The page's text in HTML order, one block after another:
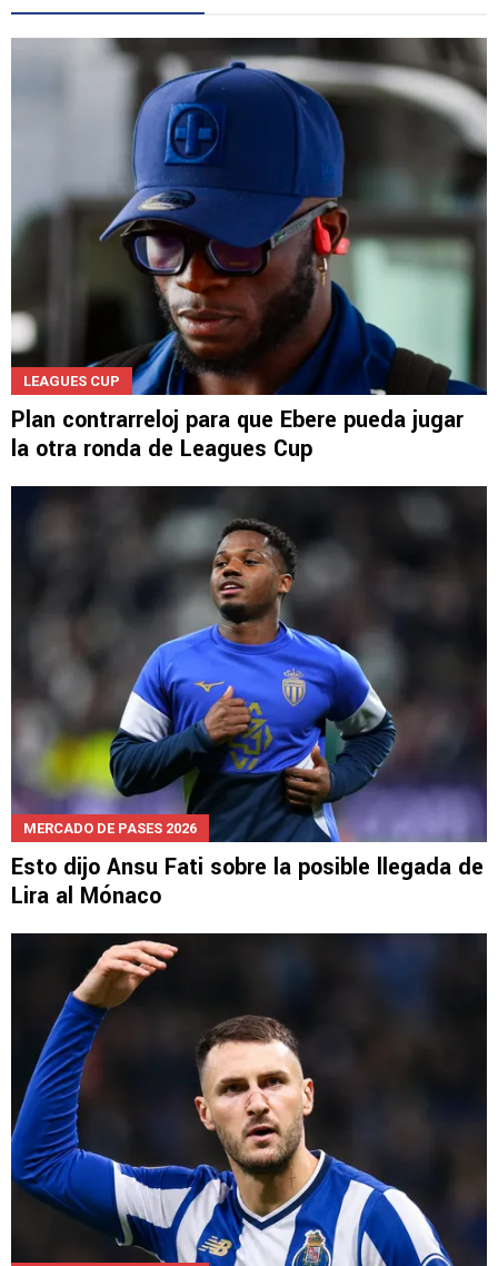
LEAGUES CUP
Plan contrarreloj para que Ebere pueda jugar
la otra ronda de Leagues Cup
MERCADO DE PASES 2026
Esto dijo Ansu Fati sobre la posible llegada de
Lira al Mónaco